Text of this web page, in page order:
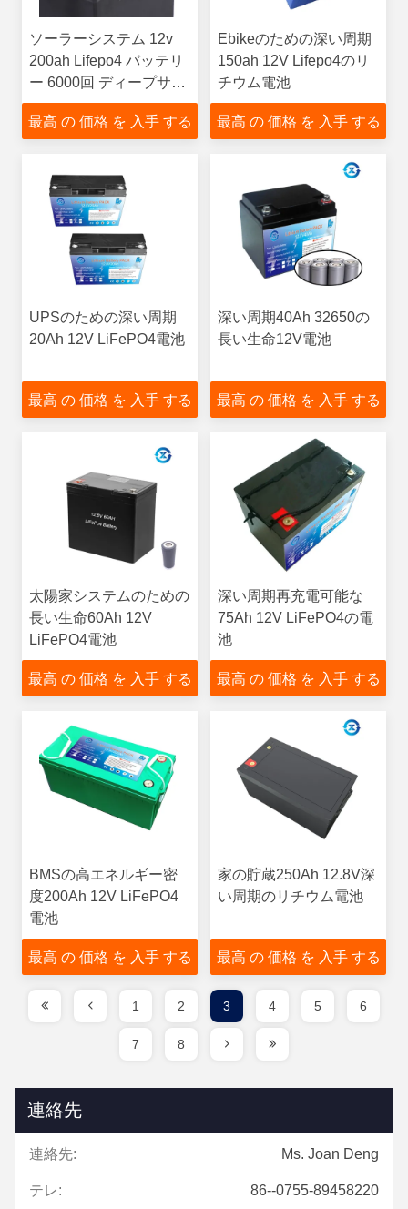
ソーラーシステム 12v
200ah Lifepo4 バッテリ
ー 6000回 ディープサイ
クル リチウム鉄バッテ
リー
最高 の 価格 を 入手 する
Ebikeのための深い周期
150ah 12V Lifepo4のリ
チウム電池
最高 の 価格 を 入手 する
UPSのための深い周期
20Ah 12V LiFePO4電池
最高 の 価格 を 入手 する
深い周期40Ah 32650の
長い生命12V電池
最高 の 価格 を 入手 する
太陽家システムのための
長い生命60Ah 12V
LiFePO4電池
最高 の 価格 を 入手 する
深い周期再充電可能な
75Ah 12V LiFePO4の電
池
最高 の 価格 を 入手 する
BMSの高エネルギー密
度200Ah 12V LiFePO4
電池
最高 の 価格 を 入手 する
家の貯蔵250Ah 12.8V深
い周期のリチウム電池
最高 の 価格 を 入手 する
1 2 3 4 5 6
7 8
連絡先
連絡先: Ms. Joan Deng
テレ: 86--0755-89458220